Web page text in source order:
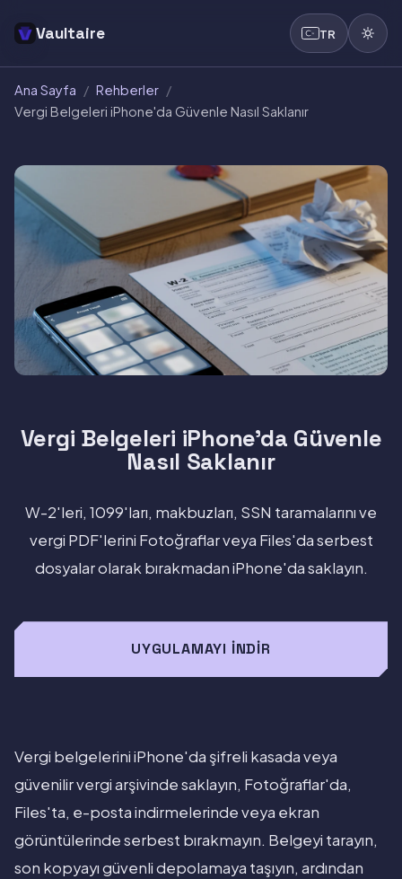
Vaultaire TR
Ana Sayfa / Rehberler /
Vergi Belgeleri iPhone'da Güvenle Nasıl Saklanır
Vergi Belgeleri iPhone'da Güvenle
Nasıl Saklanır
W-2'leri, 1099'ları, makbuzları, SSN taramalarını ve
vergi PDF'lerini Fotoğraflar veya Files'da serbest
dosyalar olarak bırakmadan iPhone'da saklayın.
UYGULAMAYI İNDIR
Vergi belgelerini iPhone'da şifreli kasada veya
güvenilir vergi arşivinde saklayın, Fotoğraflar'da,
Files'ta, e-posta indirmelerinde veya ekran
görüntülerinde serbest bırakmayın. Belgeyi tarayın,
son kopyayı güvenli depolamaya taşıyın, ardından